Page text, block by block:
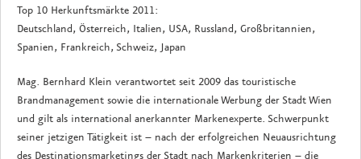
Top 10 Herkunftsmärkte 2011:
Deutschland, Österreich, Italien, USA, Russland, Großbritannien,
Spanien, Frankreich, Schweiz, Japan
Mag. Bernhard Klein verantwortet seit 2009 das touristische
Brandmanagement sowie die internationale Werbung der Stadt Wien
und gilt als international anerkannter Markenexperte. Schwerpunkt
seiner jetzigen Tätigkeit ist – nach der erfolgreichen Neuausrichtung
des Destinationsmarketings der Stadt nach Markenkriterien – die